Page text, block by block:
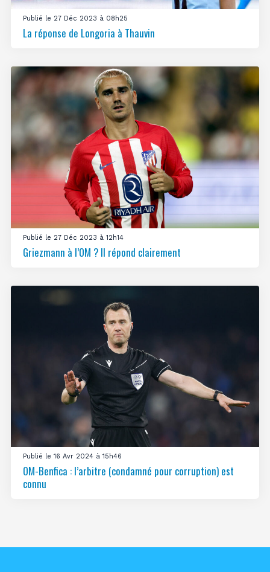
Publié le 27 Déc 2023 à 08h25
La réponse de Longoria à Thauvin
Publié le 27 Déc 2023 à 12h14
Griezmann à l’OM ? Il répond clairement
Publié le 16 Avr 2024 à 15h46
OM-Benfica : l’arbitre (condamné pour corruption) est
connu